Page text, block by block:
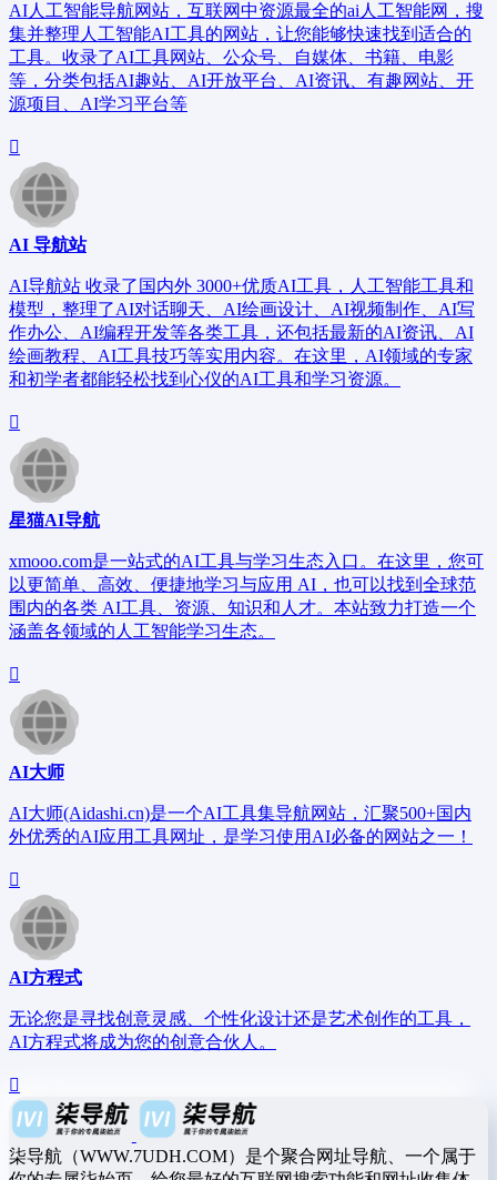
AI人工智能导航网站，互联网中资源最全的ai人工智能网，搜
集并整理人工智能AI工具的网站，让您能够快速找到适合的
工具。收录了AI工具网站、公众号、自媒体、书籍、电影
等，分类包括AI趣站、AI开放平台、AI资讯、有趣网站、开
源项目、AI学习平台等
AI 导航站
AI导航站 收录了国内外 3000+优质AI工具，人工智能工具和
模型，整理了AI对话聊天、AI绘画设计、AI视频制作、AI写
作办公、AI编程开发等各类工具，还包括最新的AI资讯、AI
绘画教程、AI工具技巧等实用内容。在这里，AI领域的专家
和初学者都能轻松找到心仪的AI工具和学习资源。
星猫AI导航
xmooo.com是一站式的AI工具与学习生态入口。在这里，您可
以更简单、高效、便捷地学习与应用 AI，也可以找到全球范
围内的各类 AI工具、资源、知识和人才。本站致力打造一个
涵盖各领域的人工智能学习生态。
AI大师
AI大师(Aidashi.cn)是一个AI工具集导航网站，汇聚500+国内
外优秀的AI应用工具网址，是学习使用AI必备的网站之一！
AI方程式
无论您是寻找创意灵感、个性化设计还是艺术创作的工具，
AI方程式将成为您的创意合伙人。
柒导航（WWW.7UDH.COM）是个聚合网址导航、一个属于